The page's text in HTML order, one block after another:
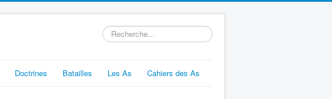
Rechercher
Doctrines Batailles Les As Cahiers des As